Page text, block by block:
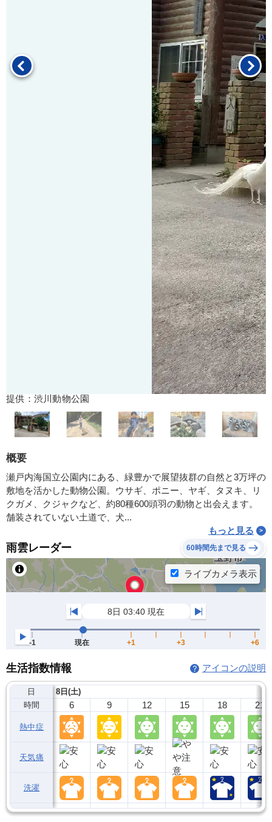
提供：渋川動物公園
概要
瀬戸内海国立公園内にある、緑豊かで展望抜群の自然と3万坪の
敷地を活かした動物公園。ウサギ、ポニー、ヤギ、タヌキ、リ
クガメ、クジャクなど、約80種600頭羽の動物と出会えます。
舗装されていない土道で、犬...
もっと見る
雨雲レーダー 60時間先まで見る
生活指数情報 アイコンの説明
日
時間
熱中症
天気痛
洗濯
8日(土)
6 9 12 15 18 21